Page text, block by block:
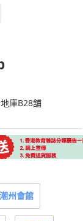
庫B28舖
潮州會館